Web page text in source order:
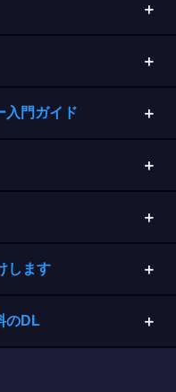
入門ガイド
します
のDL